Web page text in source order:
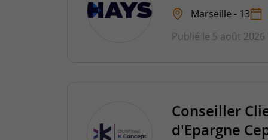
Marseille - 13
Publié le 5 août 2026
Conseiller
d'Epargne